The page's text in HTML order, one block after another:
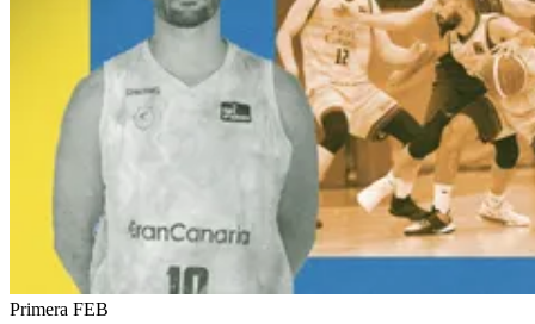
Primera FEB